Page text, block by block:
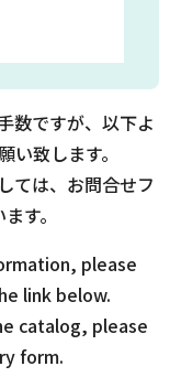
数ですが、以下よ
い致します。
ては、お問合せフ
す。
please
link below.
catalog, please
form.